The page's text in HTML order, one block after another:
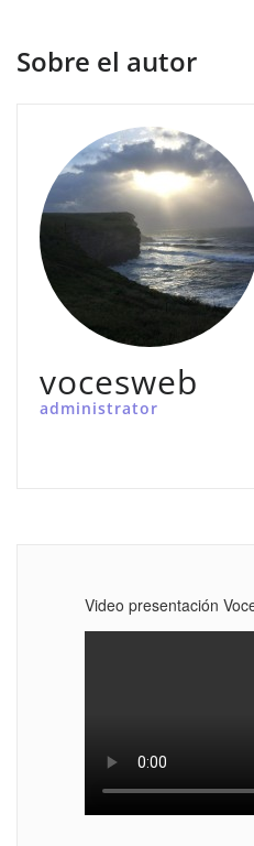
Sobre el autor
vocesweb
administrator
Video presentación